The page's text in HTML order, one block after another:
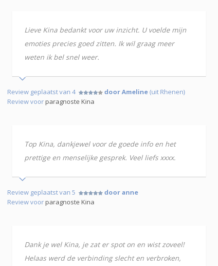
Lieve Kina bedankt voor uw inzicht. U voelde mijn
emoties precies goed zitten. Ik wil graag meer
weten ik bel snel weer.
Review geplaatst van 4 door Ameline (uit Rhenen)
Review voorparagnoste Kina
Top Kina, dankjewel voor de goede info en het
prettige en menselijke gesprek. Veel liefs xxxx.
Review geplaatst van 5
door anne
Review voorparagnoste Kina
Dank je wel Kina, je zat er spot on en wist zoveel!
Helaas werd de verbinding slecht en verbroken,